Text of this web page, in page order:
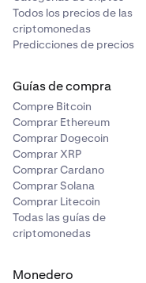
Todos los precios de las
criptomonedas
Predicciones de precios
Guías de compra
Compre Bitcoin
Comprar Ethereum
Comprar Dogecoin
Comprar XRP
Comprar Cardano
Comprar Solana
Comprar Litecoin
Todas las guías de
criptomonedas
Monedero